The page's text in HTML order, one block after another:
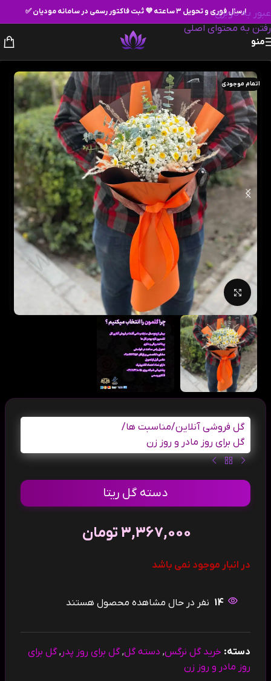
عبور به ناوبری
رفتن به محتوای اصلی
ارسال فوری و تحویل ۳ ساعته 💜 ثبت فاکتور رسمی در سامانه مودیان ✅
منو
اتمام موجودی
بزرگنمایی تصویر
گل فروشی آنلاین/مناسبت ها/
گل برای روز مادر و روز زن
دسته گل ریتا
3,367,000تومان
در انبار موجود نمی باشد
14 نفر در حال مشاهده محصول هستند
دسته: خرید گل نرگس, دسته گل, گل برای روز پدر , گل برای
روز مادر و روز زن